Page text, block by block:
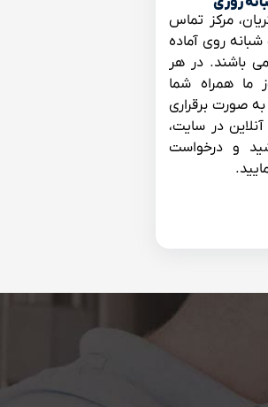
مرکز تماس
روی آماده
باشند. در هر
ما همراه شما
صورت برقراری
در سایت،
و درخواست